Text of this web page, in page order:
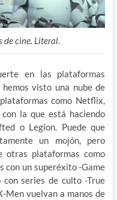
de cine. Literal.
en las plataformas
visto una nube de
como Netflix,
la que está haciendo
o Legion. Puede que
un mojón, pero
otras plataformas como
con un superéxito -Game
series de culto -True
Men vuelvan a manos de